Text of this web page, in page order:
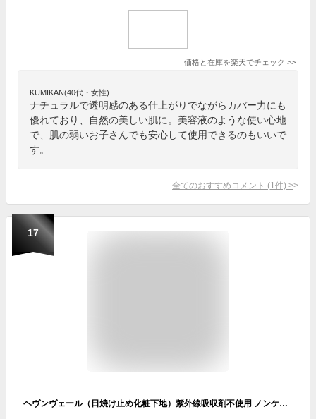
価格と在庫を楽天でチェック >>
KUMIKAN(40代・女性)
ナチュラルで透明感のある仕上がりでながらカバー力にも
優れており、自然の美しい肌に。美容液のような使い心地
で、肌の弱いお子さんでも安心して使用できるのもいいで
す。
全てのおすすめコメント (1 件) >
17
ヘヴンヴェール（日焼け止め化粧下地）紫外線吸収剤不使用 ノンケミカル 無添加 肌に優しい 敏感肌 顔 SPF45 PA++++